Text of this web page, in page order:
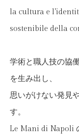
la cultura e
sostenibile della
学術と職人技の協
を生み出し、
思いがけない発見
す。
Le Mani di Napoli